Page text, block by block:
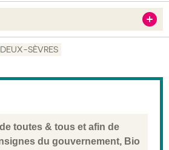
DEUX-SÈVRES
toutes & tous et afin de
du gouvernement, Bio